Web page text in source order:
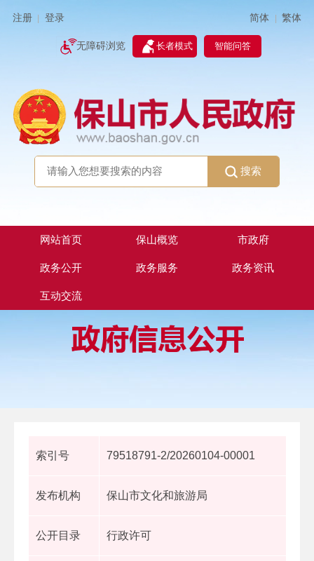
注册 登录 简体 | 繁体
无障碍浏览 长者模式 智能问答
搜索
网站首页 保山概览 市政府
政务公开 政务服务 政务资讯
互动交流
索引号 79518791-2/20260104-00001
发布机构 保山市文化和旅游局
公开目录 行政许可